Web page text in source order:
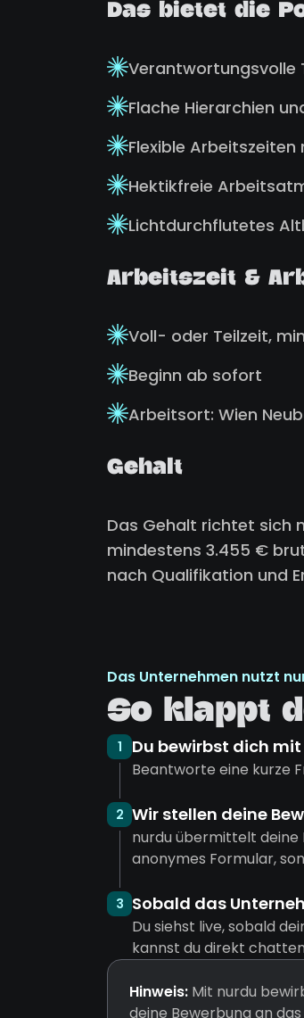
Das bietet die
Verantwortungsvolle
Flache Hierarchien
Flexible
Hektikfreie
Lichtdurchflutetes
Arbeitszeit &
Voll- oder Teilzeit,
Beginn ab sofort
Arbeitsort: Wien
Gehalt
Das Gehalt richtet sich
mindestens 3.455 €
nach Qualifikation und
Das Unternehmen nutzt
So klappt
1 Du bewirbst dich
Beantworte eine kurze
2 Wir stellen deine
nurdu übermittelt deine
anonymes Formular,
3 Sobald das
Du siehst live, sobald
kannst du direkt
Hinweis: Mit nurdu
deine Bewerbung an